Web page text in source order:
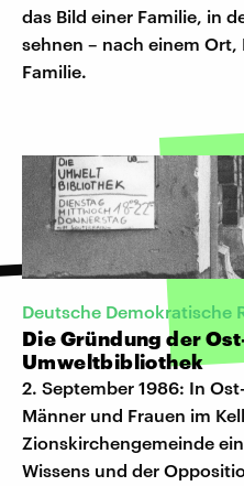
das Bild einer Familie, in
sehnen – nach einem
Familie.
Deutsche Demokratische
Die Gründung der
Umweltbibliothek
2. September 1986: In
Männer und Frauen im
Zionskirchengemeinde
Wissens und der